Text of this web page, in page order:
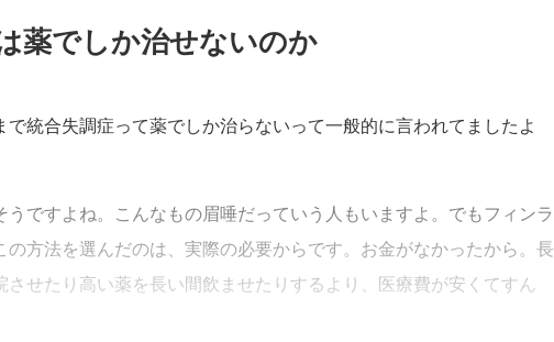
薬でしか治せないのか
で統合失調症って薬でしか治らないって一般的に言われてましたよ
うですよね。こんなもの眉唾だっていう人もいますよ。でもフィンラ
の方法を選んだのは、実際の必要からです。お金がなかったから。長
させたり高い薬を長い間飲ませたりするより、医療費が安くてすん